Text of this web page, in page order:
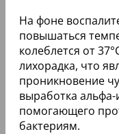
На фоне
повышаться
колеблется от
лихорадка, что
проникновение
выработка
помогающего
бактериям.